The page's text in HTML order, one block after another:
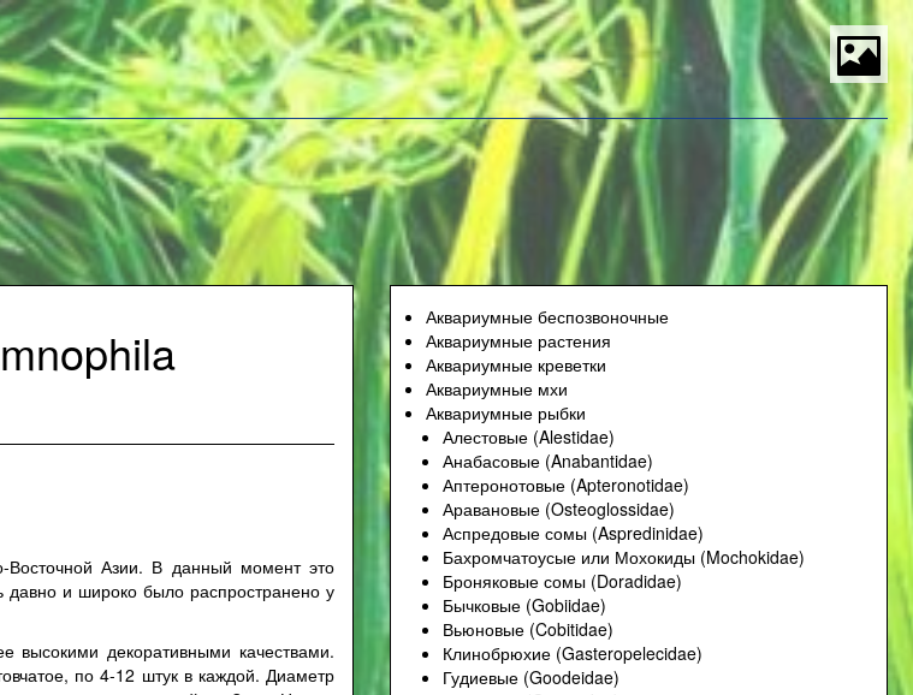
Восточной Азии. В данный момент это
давно и широко было распространено у
декоративными качествами.
по 4-12 штук в каждой. Диаметр
Аквариумные беспозвоночные
Аквариумные растения
Аквариумные креветки
Аквариумные мхи
Аквариумные рыбки
Алестовые (Alestidae)
Анабасовые (Anabantidae)
Аптеронотовые (Apteronotidae)
Аравановые (Osteoglossidae)
Аспредовые сомы (Aspredinidae)
Бахромчатоусые или Мохокиды (Mochokidae)
Броняковые сомы (Doradidae)
Бычковые (Gobiidae)
Вьюновые (Cobitidae)
Клинобрюхие (Gasteropelecidae)
Гудиевые (Goodeidae)